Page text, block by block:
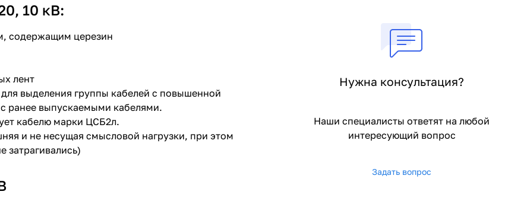
Нужна консультация?
Наши специалисты ответят на любой
интересующий вопрос
Задать вопрос
10 кВ:
содержащим церезин
лент
выделения группы кабелей с повышенной
ранее выпускаемыми кабелями.
кабелю марки ЦСБ2л.
и не несущая смысловой нагрузки, при этом
затрагивались)